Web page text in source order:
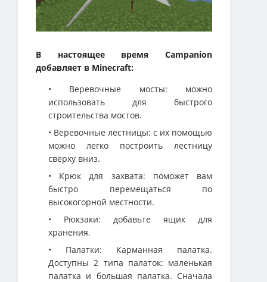
В настоящее время Campanion
добавляет в Minecraft:
• Веревочные мосты: можно
использовать для быстрого
строительства мостов.
• Веревочные лестницы: с их помощью
можно легко построить лестницу
сверху вниз.
• Крюк для захвата: поможет вам
быстро перемещаться по
высокогорной местности.
• Рюкзаки: добавьте ящик для
хранения.
• Палатки: Карманная палатка.
Доступны 2 типа палаток: маленькая
палатка и большая палатка. Сначала